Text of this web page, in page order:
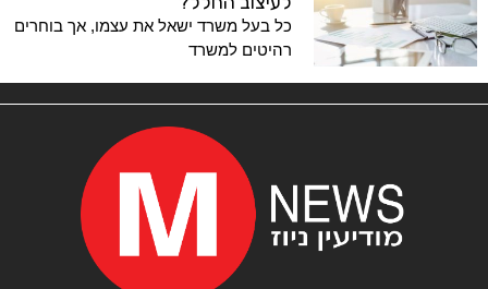
כל בעל משרד ישאל את עצמו, אך בוחרים
רהיטים למשרד